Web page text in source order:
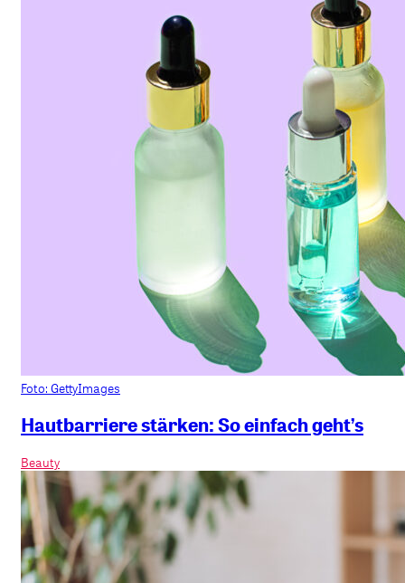
Foto: GettyImages
Hautbarriere stärken: So einfach geht’s
Beauty